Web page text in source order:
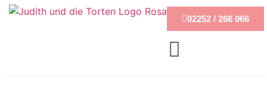
02252 / 266 066